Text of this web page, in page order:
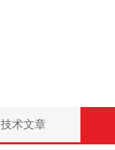
技术文章